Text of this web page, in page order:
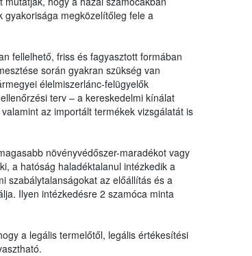
megközelítőleg fele a
fellelhető, friss és fagyasztott formában
során gyakran szükség van
élelmiszerlánc-felügyelők
terv – a kereskedelmi kínálat
az importált termékek vizsgálatát is
növényvédőszer-maradékot vagy
a hatóság haladéktalanul intézkedik a
szabálytalanságokat az előállítás és a
Ilyen intézkedésre 2 szamóca minta
a legális termelőtől, legális értékesítési